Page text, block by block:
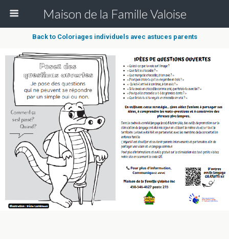
Maison de la Famille Valoise
Back to Coloriages individuels avec astuces parents